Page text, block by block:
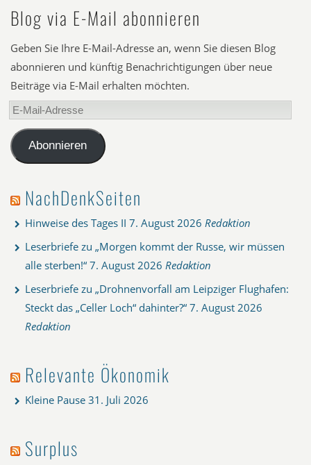
Blog via E-Mail abonnieren
Geben Sie Ihre E-Mail-Adresse an, wenn Sie diesen Blog
abonnieren und künftig Benachrichtigungen über neue
Beiträge via E-Mail erhalten möchten.
E-
Mail-
AdresseAbonnieren
NachDenkSeiten
Hinweise des Tages II 7. August 2026 Redaktion
Leserbriefe zu „Morgen kommt der Russe, wir müssen
alle sterben!“ 7. August 2026 Redaktion
Leserbriefe zu „Drohnenvorfall am Leipziger Flughafen:
Steckt das „Celler Loch“ dahinter?“ 7. August 2026
Redaktion
Relevante Ökonomik
Kleine Pause 31. Juli 2026
Surplus